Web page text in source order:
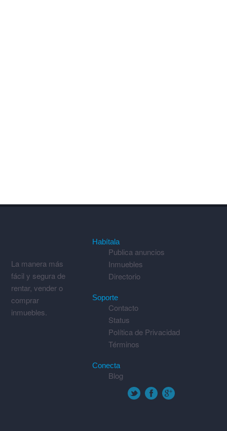
La manera más
fácil y segura de
rentar, vender o
comprar
inmuebles.
Habítala
Publica anuncios
Inmuebles
Directorio
Soporte
Contacto
Status
Política de Privacidad
Términos
Conecta
Blog